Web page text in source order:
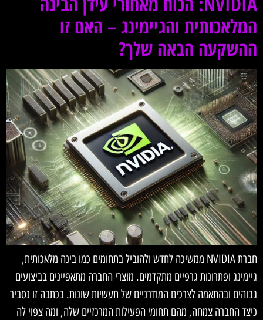
המלאכותית והגיימינג – האם זו
ההשקעה הבאה שלך?
חברת NVIDIA ממשיכה לחדש ולהוביל בתחומים כמו בינה מלאכותית,
גיימינג ופתרונות גרפיים מתקדמים. מוצרי החברה מתאפיינים בביצועים
גבוהים ובהתאמה לצרכים המודרניים של תעשיות שונות. בכתבה זו נסביר
כיצד החברה צמחה, מהם תחומי הפעילות המרכזיים שלה, ומה צפוי לה